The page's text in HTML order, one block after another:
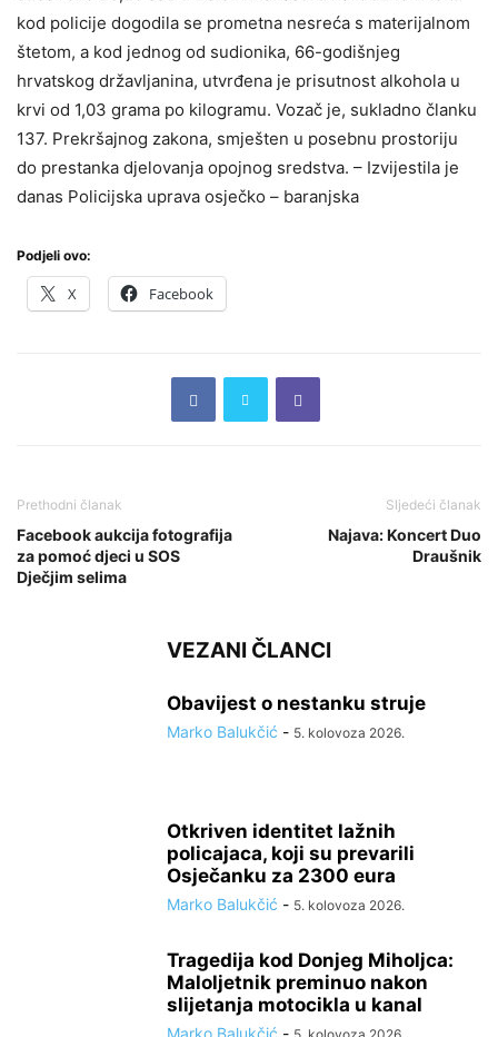
kod policije dogodila se prometna nesreća s materijalnom
štetom, a kod jednog od sudionika, 66-godišnjeg
hrvatskog državljanina, utvrđena je prisutnost alkohola u
krvi od 1,03 grama po kilogramu. Vozač je, sukladno članku
137. Prekršajnog zakona, smješten u posebnu prostoriju
do prestanka djelovanja opojnog sredstva. – Izvijestila je
danas Policijska uprava osječko – baranjska
Podjeli ovo:
X Facebook
Prethodni članak
Facebook aukcija fotografija
za pomoć djeci u SOS
Dječjim selima
Sljedeći članak
Najava: Koncert Duo
Draušnik
VEZANI ČLANCI
Obavijest o nestanku struje
Marko Balukčić - 5. kolovoza 2026.
Otkriven identitet lažnih
policajaca, koji su prevarili
Osječanku za 2300 eura
Marko Balukčić - 5. kolovoza 2026.
Tragedija kod Donjeg Miholjca:
Maloljetnik preminuo nakon
slijetanja motocikla u kanal
Marko Balukčić -